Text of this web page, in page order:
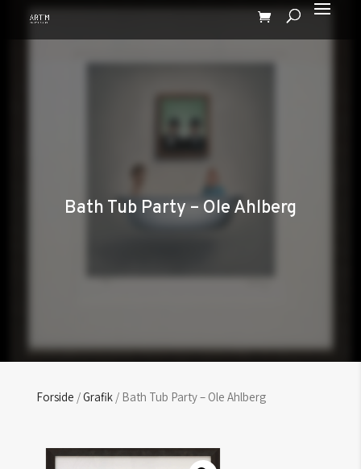
Bath Tub Party – Ole Ahlberg
Forside /Grafik/ Bath Tub Party – Ole Ahlberg